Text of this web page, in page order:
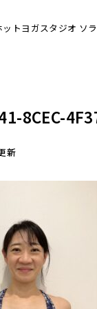
トヨガスタジオ ソラ
8CEC-
新